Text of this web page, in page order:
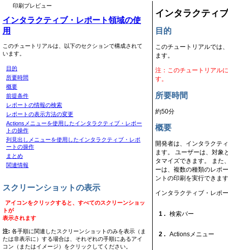
印刷プレビュー
インタラクティブ・レポート領域の使
用
このチュートリアルは、以下のセクションで構成されて
います。
目的
所要時間
概要
前提条件
レポートの情報の検索
レポートの表示方法の変更
Actionsメニューを使用したインタラクティブ・レポー
トの操作
列見出しメニューを使用したインタラクティブ・レポ
ートの操作
まとめ
関連情報
スクリーンショットの表示
アイコンをクリックすると、すべてのスクリーンショッ
トが
表示されます
注: 各手順に関連したスクリーンショットのみを表示（ま
たは非表示に）する場合は、それぞれの手順にあるアイ
コン（またはイメージ）をクリックしてください。
インタラクティ
目的
このチュートリアルでは
ます。
注：このチュートリアル
す。
所要時間
約50分
概要
開発者は、インタラクテ
ます。 ユーザーは、対象
タマイズできます。 また
ーは、複数の種類のレポ
ントの印刷を実行できま
インタラクティブ・レポ
1 . 検索バー
2 . Actionsメニュー